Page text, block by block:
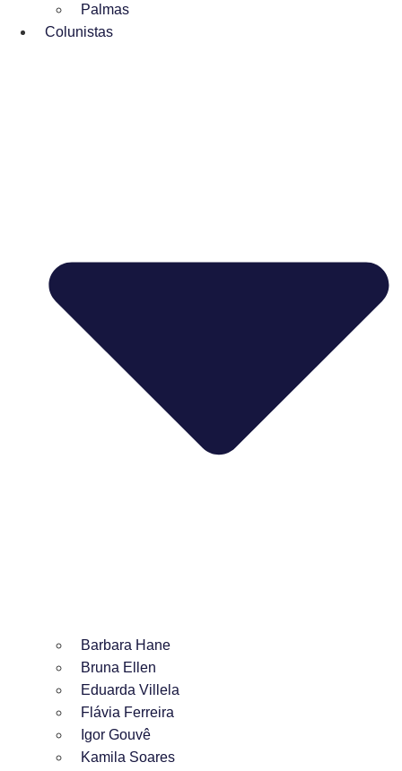
Palmas
Colunistas
Barbara Hane
Bruna Ellen
Eduarda Villela
Flávia Ferreira
Igor Gouvê
Kamila Soares